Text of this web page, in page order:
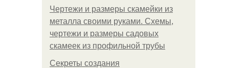
Чертежи и размеры скамейки из
металла своими руками. Схемы,
чертежи и размеры садовых
скамеек из профильной трубы
Секреты создания